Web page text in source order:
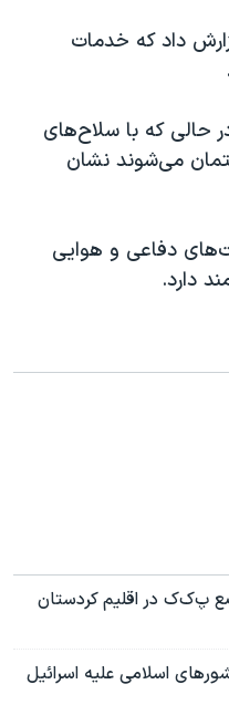
داد که خدمات
حالی که با سلاح‌های
می‌شوند نشان
دفاعی و هوایی
پ‌ک‌ک در اقلیم کردستان
اسلامی علیه اسرائیل